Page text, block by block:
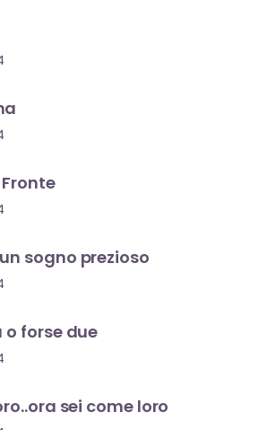
sogno prezioso
o forse due
sei come loro